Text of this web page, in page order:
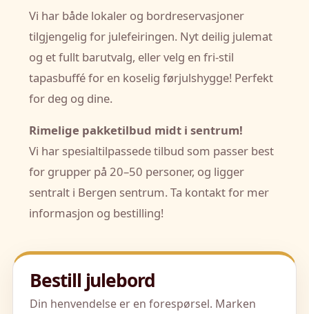
Vi har både lokaler og bordreservasjoner
tilgjengelig for julefeiringen. Nyt deilig julemat
og et fullt barutvalg, eller velg en fri-stil
tapasbuffé for en koselig førjulshygge! Perfekt
for deg og dine.
Rimelige pakketilbud midt i sentrum!
Vi har spesialtilpassede tilbud som passer best
for grupper på 20–50 personer, og ligger
sentralt i Bergen sentrum. Ta kontakt for mer
informasjon og bestilling!
Bestill julebord
Din henvendelse er en forespørsel. Marken